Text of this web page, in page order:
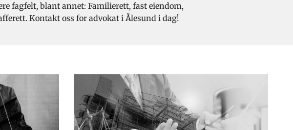
fagfelt, blant annet: Familierett, fast eiendom,
Kontakt oss for advokat i Ålesund i dag!